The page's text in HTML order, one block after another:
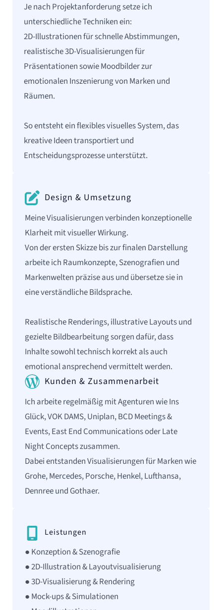
Je nach Projektanforderung setze ich
unterschiedliche Techniken ein:
2D-Illustrationen für schnelle Abstimmungen,
realistische 3D-Visualisierungen für
Präsentationen sowie Moodbilder zur
emotionalen Inszenierung von Marken und
Räumen.
So entsteht ein flexibles visuelles System, das
kreative Ideen transportiert und
Entscheidungsprozesse unterstützt.
Design & Umsetzung
Meine Visualisierungen verbinden konzeptionelle
Klarheit mit visueller Wirkung.
Von der ersten Skizze bis zur finalen Darstellung
arbeite ich Raumkonzepte, Szenografien und
Markenwelten präzise aus und übersetze sie in
eine verständliche Bildsprache.
Realistische Renderings, illustrative Layouts und
gezielte Bildbearbeitung sorgen dafür, dass
Inhalte sowohl technisch korrekt als auch
emotional ansprechend vermittelt werden.
Kunden & Zusammenarbeit
Ich arbeite regelmäßig mit Agenturen wie Ins
Glück, VOK DAMS, Uniplan, BCD Meetings &
Events, East End Communications oder Late
Night Concepts zusammen.
Dabei entstanden Visualisierungen für Marken wie
Grohe, Mercedes, Porsche, Henkel, Lufthansa,
Dennree und Gothaer.
Leistungen
● Konzeption & Szenografie
● 2D-Illustration & Layoutvisualisierung
● 3D-Visualisierung & Rendering
● Mock-ups & Simulationen